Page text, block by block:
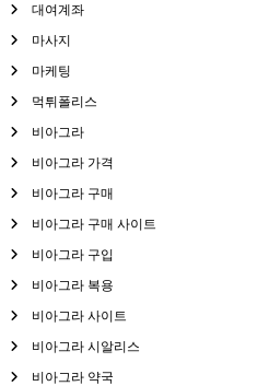
대여계좌
마사지
마케팅
먹튀폴리스
비아그라
비아그라 가격
비아그라 구매
비아그라 구매 사이트
비아그라 구입
비아그라 복용
비아그라 사이트
비아그라 시알리스
비아그라 약국